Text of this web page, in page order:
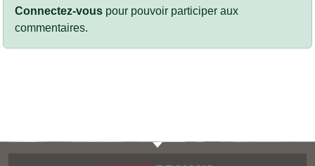
Connectez-vous pour pouvoir participer aux
commentaires.